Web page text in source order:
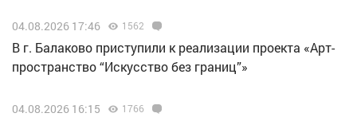
04.08.2026 17:46 1562
В г. Балаково приступили к реализации проекта «Арт-
пространство “Искусство без границ”»
04.08.2026 16:15 1766